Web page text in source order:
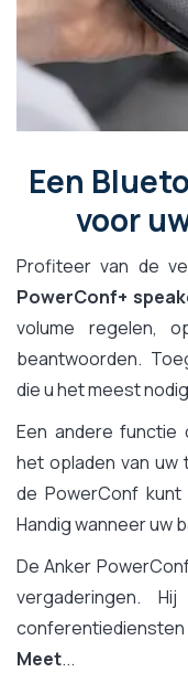
Een
voor
Profiteer van de
PowerConf+
volume regelen,
beantwoorden.
die u het meest
Een andere functie
het opladen van uw
de PowerConf
Handig wanneer uw
De Anker
vergaderingen.
Meet...